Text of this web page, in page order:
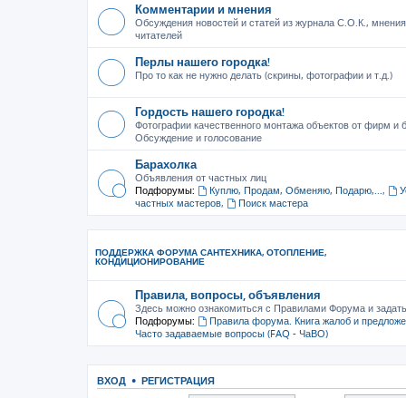
Комментарии и мнения
Обсуждения новостей и статей из журнала С.О.К., мнения
читателей
Перлы нашего городка!
Про то как не нужно делать (скрины, фотографии и т.д.)
Гордость нашего городка!
Фотографии качественного монтажа объектов от фирм и
Обсуждение и голосование
Барахолка
Объявления от частных лиц
Подфорумы:
Куплю, Продам, Обменяю, Подарю,...,
частных мастеров, Поиск мастера
ПОДДЕРЖКА ФОРУМА САНТЕХНИКА, ОТОПЛЕНИЕ,
КОНДИЦИОНИРОВАНИЕ
Правила, вопросы, объявления
Здесь можно ознакомиться с Правилами Форума и
Подфорумы:
Правила форума. Книга жалоб и
Часто задаваемые вопросы (FAQ - ЧаВО)
ВХОД • РЕГИСТРАЦИЯ